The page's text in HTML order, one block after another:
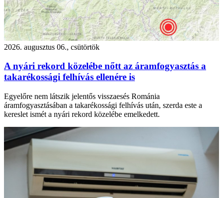
2026. augusztus 06., csütörtök
A nyári rekord közelébe nőtt az áramfogyasztás a
takarékossági felhívás ellenére is
Egyelőre nem látszik jelentős visszaesés Románia
áramfogyasztásában a takarékossági felhívás után, szerda este a
kereslet ismét a nyári rekord közelébe emelkedett.